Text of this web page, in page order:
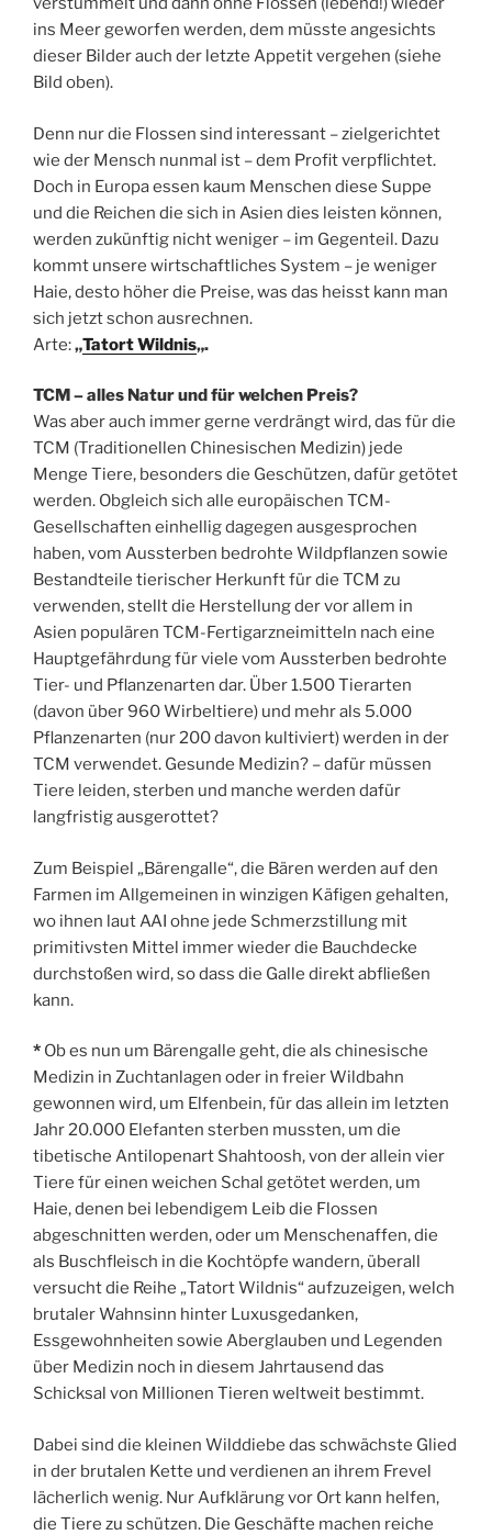
ins Meer geworfen werden, dem müsste angesichts
dieser Bilder auch der letzte Appetit vergehen (siehe
Bild oben).
Denn nur die Flossen sind interessant – zielgerichtet
wie der Mensch nunmal ist – dem Profit verpflichtet.
Doch in Europa essen kaum Menschen diese Suppe
und die Reichen die sich in Asien dies leisten können,
werden zukünftig nicht weniger – im Gegenteil. Dazu
kommt unsere wirtschaftliches System – je weniger
Haie, desto höher die Preise, was das heisst kann man
sich jetzt schon ausrechnen.
Arte:„Tatort Wildnis„.
TCM – alles Natur und für welchen Preis?
Was aber auch immer gerne verdrängt wird, das für die
TCM (Traditionellen Chinesischen Medizin) jede
Menge Tiere, besonders die Geschützen, dafür getötet
werden. Obgleich sich alle europäischen TCM-
Gesellschaften einhellig dagegen ausgesprochen
haben, vom Aussterben bedrohte Wildpflanzen sowie
Bestandteile tierischer Herkunft für die TCM zu
verwenden, stellt die Herstellung der vor allem in
Asien populären TCM-Fertigarzneimitteln nach eine
Hauptgefährdung für viele vom Aussterben bedrohte
Tier- und Pflanzenarten dar. Über 1.500 Tierarten
(davon über 960 Wirbeltiere) und mehr als 5.000
Pflanzenarten (nur 200 davon kultiviert) werden in der
TCM verwendet. Gesunde Medizin? – dafür müssen
Tiere leiden, sterben und manche werden dafür
langfristig ausgerottet?
Zum Beispiel „Bärengalle“, die Bären werden auf den
Farmen im Allgemeinen in winzigen Käfigen gehalten,
wo ihnen laut AAI ohne jede Schmerzstillung mit
primitivsten Mittel immer wieder die Bauchdecke
durchstoßen wird, so dass die Galle direkt abfließen
kann.
* Ob es nun um Bärengalle geht, die als chinesische
Medizin in Zuchtanlagen oder in freier Wildbahn
gewonnen wird, um Elfenbein, für das allein im letzten
Jahr 20.000 Elefanten sterben mussten, um die
tibetische Antilopenart Shahtoosh, von der allein vier
Tiere für einen weichen Schal getötet werden, um
Haie, denen bei lebendigem Leib die Flossen
abgeschnitten werden, oder um Menschenaffen, die
als Buschfleisch in die Kochtöpfe wandern, überall
versucht die Reihe „Tatort Wildnis“ aufzuzeigen, welch
brutaler Wahnsinn hinter Luxusgedanken,
Essgewohnheiten sowie Aberglauben und Legenden
über Medizin noch in diesem Jahrtausend das
Schicksal von Millionen Tieren weltweit bestimmt.
Dabei sind die kleinen Wilddiebe das schwächste Glied
in der brutalen Kette und verdienen an ihrem Frevel
lächerlich wenig. Nur Aufklärung vor Ort kann helfen,
die Tiere zu schützen. Die Geschäfte machen reiche